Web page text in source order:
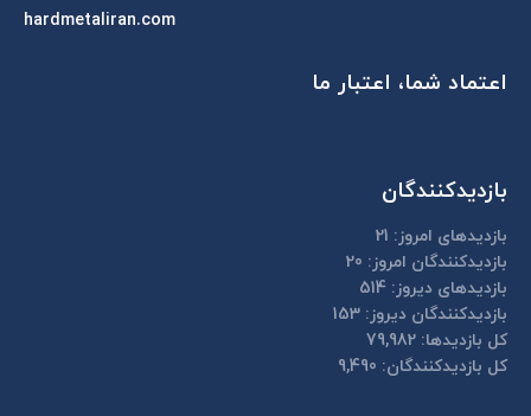
hardmetaliran.com
اعتماد شما، اعتبار ما
بازدیدکنندگان
بازدیدهای امروز: 21
بازدیدکنندگان امروز: 20
بازدیدهای دیروز: 514
بازدیدکنندگان دیروز: 153
کل بازدیدها: 79,982
کل بازدیدکنند‌گان: 9,490